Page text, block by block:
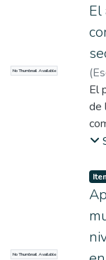
No Thumbnail Available
El
(
El
de
de
No Thumbnail Available